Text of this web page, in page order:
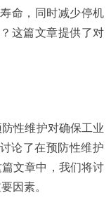
命，同时减少停机
这篇文章提供了对
防性维护对确保工业
论了在预防性维护
文章中，我们将讨
因素。